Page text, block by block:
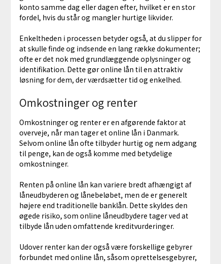
konto samme dag eller dagen efter, hvilket er en stor
fordel, hvis du står og mangler hurtige likvider.
Enkeltheden i processen betyder også, at du slipper for
at skulle finde og indsende en lang række dokumenter;
ofte er det nok med grundlæggende oplysninger og
identifikation. Dette gør online lån til en attraktiv
løsning for dem, der værdsætter tid og enkelhed.
Omkostninger og renter
Omkostninger og renter er en afgørende faktor at
overveje, når man tager et online lån i Danmark.
Selvom online lån ofte tilbyder hurtig og nem adgang
til penge, kan de også komme med betydelige
omkostninger.
Renten på online lån kan variere bredt afhængigt af
låneudbyderen og lånebeløbet, men de er generelt
højere end traditionelle banklån. Dette skyldes den
øgede risiko, som online låneudbydere tager ved at
tilbyde lån uden omfattende kreditvurderinger.
Udover renter kan der også være forskellige gebyrer
forbundet med online lån, såsom oprettelsesgebyrer,